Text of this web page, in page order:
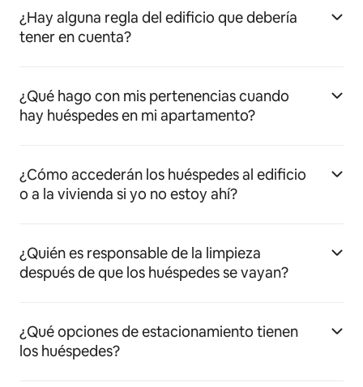
¿Hay alguna regla del edificio que debería
tener en cuenta?
¿Qué hago con mis pertenencias cuando
hay huéspedes en mi apartamento?
¿Cómo accederán los huéspedes al edificio
o a la vivienda si yo no estoy ahí?
¿Quién es responsable de la limpieza
después de que los huéspedes se vayan?
¿Qué opciones de estacionamiento tienen
los huéspedes?